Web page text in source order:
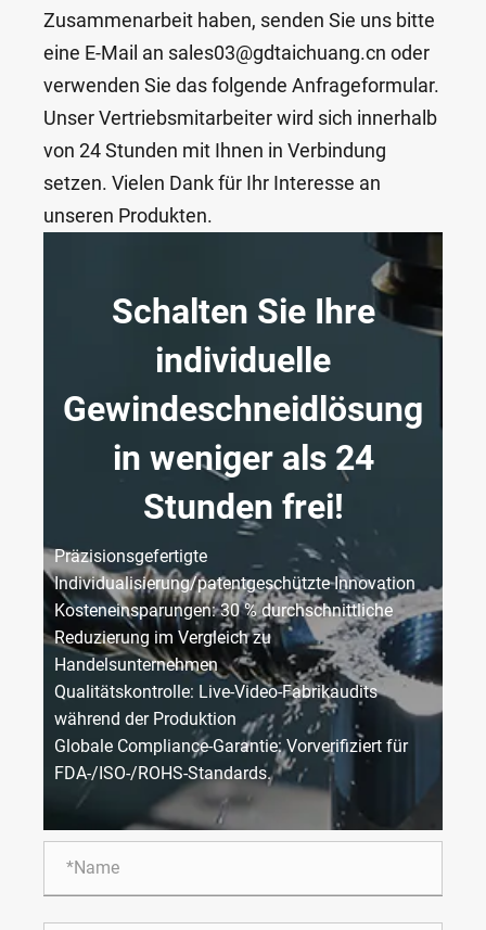
Zusammenarbeit haben, senden Sie uns bitte
eine E-Mail an sales03@gdtaichuang.cn oder
verwenden Sie das folgende Anfrageformular.
Unser Vertriebsmitarbeiter wird sich innerhalb
von 24 Stunden mit Ihnen in Verbindung
setzen. Vielen Dank für Ihr Interesse an
unseren Produkten.
Schalten Sie Ihre
individuelle
Gewindeschneidlösung
in weniger als 24
Stunden frei!
Präzisionsgefertigte
Individualisierung/patentgeschützte Innovation
Kosteneinsparungen: 30 % durchschnittliche
Reduzierung im Vergleich zu
Handelsunternehmen
Qualitätskontrolle: Live-Video-Fabrikaudits
während der Produktion
Globale Compliance-Garantie: Vorverifiziert für
FDA-/ISO-/ROHS-Standards.